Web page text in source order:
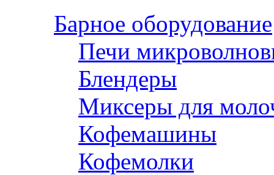
Барное оборудование
Печи
Блендеры
Миксеры для
Кофемашины
Кофемолки